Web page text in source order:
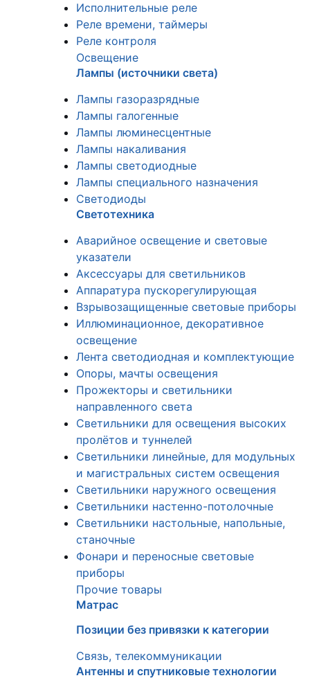
Исполнительные реле
Реле времени, таймеры
Реле контроля
Освещение
Лампы (источники света)
Лампы газоразрядные
Лампы галогенные
Лампы люминесцентные
Лампы накаливания
Лампы светодиодные
Лампы специального назначения
Светодиоды
Светотехника
Аварийное освещение и световые
указатели
Аксессуары для светильников
Аппаратура пускорегулирующая
Взрывозащищенные световые приборы
Иллюминационное, декоративное
освещение
Лента светодиодная и комплектующие
Опоры, мачты освещения
Прожекторы и светильники
направленного света
Светильники для освещения высоких
пролётов и туннелей
Светильники линейные, для модульных
и магистральных систем освещения
Светильники наружного освещения
Светильники настенно-потолочные
Светильники настольные, напольные,
станочные
Фонари и переносные световые
приборы
Прочие товары
Матрас
Позиции без привязки к категории
Связь, телекоммуникации
Антенны и спутниковые технологии